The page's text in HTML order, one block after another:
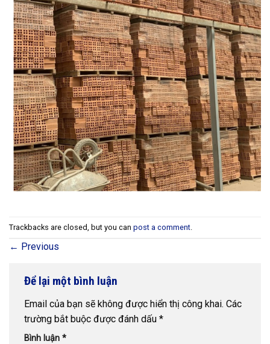
Trackbacks are closed, but you can post a comment
← Previous
Để lại một bình luận
Email của bạn sẽ không được hiển thị công khai. Các
trường bắt buộc được đánh dấu *
Bình luận *